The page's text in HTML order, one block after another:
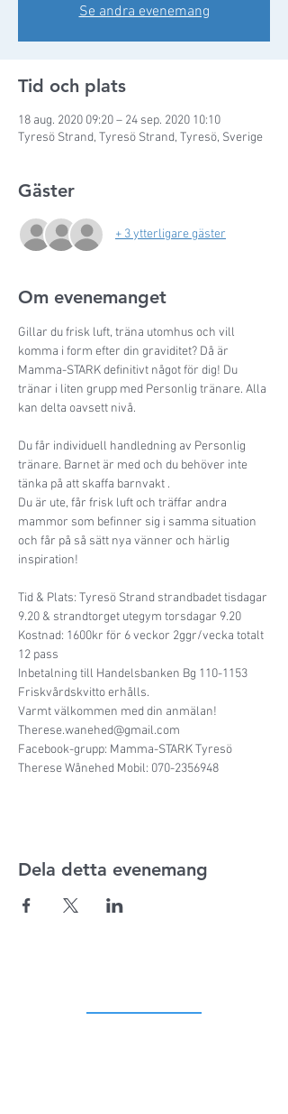
Se andra evenemang
Tid och plats
18 aug. 2020 09:20 – 24 sep. 2020 10:10
Tyresö Strand, Tyresö Strand, Tyresö, Sverige
Gäster
+ 3 ytterligare gäster
Om evenemanget
Gillar du frisk luft, träna utomhus och vill
komma i form efter din graviditet? Då är
Mamma-STARK definitivt något för dig! Du
tränar i liten grupp med Personlig tränare. Alla
kan delta oavsett nivå.
Du får individuell handledning av Personlig
tränare. Barnet är med och du behöver inte
tänka på att skaffa barnvakt .
Du är ute, får frisk luft och träffar andra
mammor som befinner sig i samma situation
och får på så sätt nya vänner och härlig
inspiration!
Tid & Plats: Tyresö Strand strandbadet tisdagar
9.20 & strandtorget utegym torsdagar 9.20
Kostnad: 1600kr för 6 veckor 2ggr/vecka totalt
12 pass
Inbetalning till Handelsbanken Bg 110-1153
Friskvårdskvitto erhålls.
Varmt välkommen med din anmälan!
Therese.wanehed@gmail.com
Facebook-grupp: Mamma-STARK Tyresö
Therese Wånehed Mobil: 070-2356948
Dela detta evenemang